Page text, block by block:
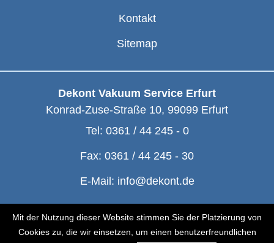
Mit der Nutzung dieser Website stimmen Sie der Platzierung von
Cookies zu, die wir einsetzen, um einen benutzerfreundlichen
Kontakt
Sitemap
Dekont Vakuum Service Erfurt
Konrad-Zuse-Straße 10, 99099 Erfurt
Tel: 0361 / 44 245 - 0
Fax: 0361 / 44 245 - 30
E-Mail: info@dekont.de
© Dekont 1991 - 2026